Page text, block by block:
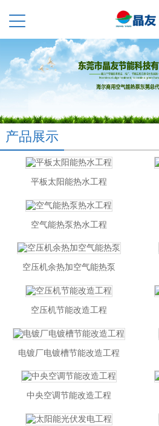
产品展示
平板太阳能热水工程
空气能热泵热水工程
空压机余热加空气能热泵
空压机节能改造工程
电镀厂电镀槽节能改造工程
中央空调节能改造工程